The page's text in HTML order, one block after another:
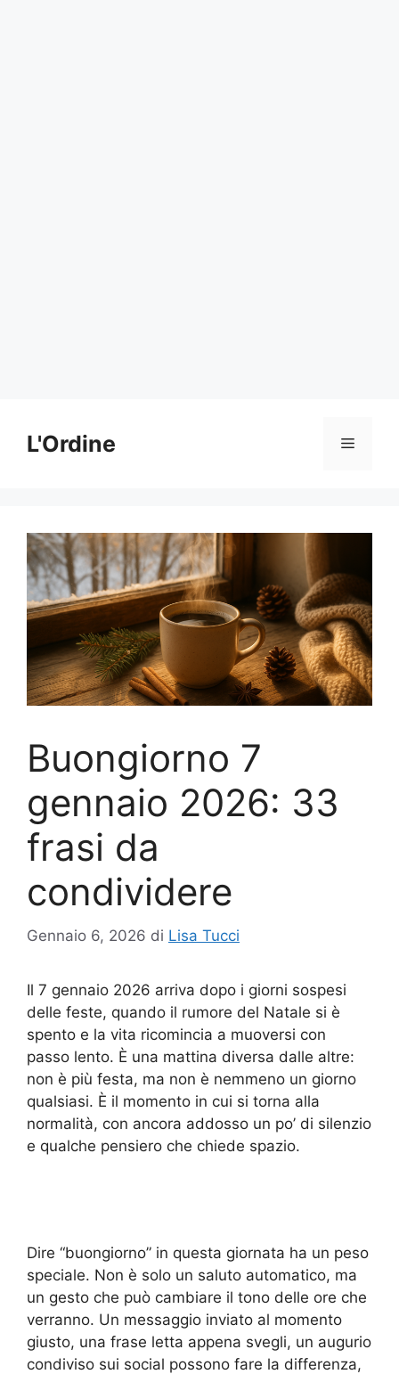
contenuto
L'Ordine Menu
Buongiorno 7
gennaio 2026: 33
frasi da
condividere
Gennaio 6, 2026 di Lisa Tucci
Il 7 gennaio 2026 arriva dopo i giorni sospesi
delle feste, quando il rumore del Natale si è
spento e la vita ricomincia a muoversi con
passo lento. È una mattina diversa dalle altre:
non è più festa, ma non è nemmeno un giorno
qualsiasi. È il momento in cui si torna alla
normalità, con ancora addosso un po’ di silenzio
e qualche pensiero che chiede spazio.
Dire “buongiorno” in questa giornata ha un peso
speciale. Non è solo un saluto automatico, ma
un gesto che può cambiare il tono delle ore che
verranno. Un messaggio inviato al momento
giusto, una frase letta appena svegli, un augurio
condiviso sui social possono fare la differenza,